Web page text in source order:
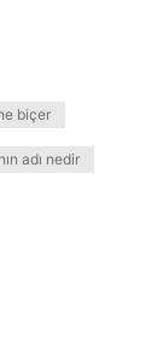
biçer
adı nedir